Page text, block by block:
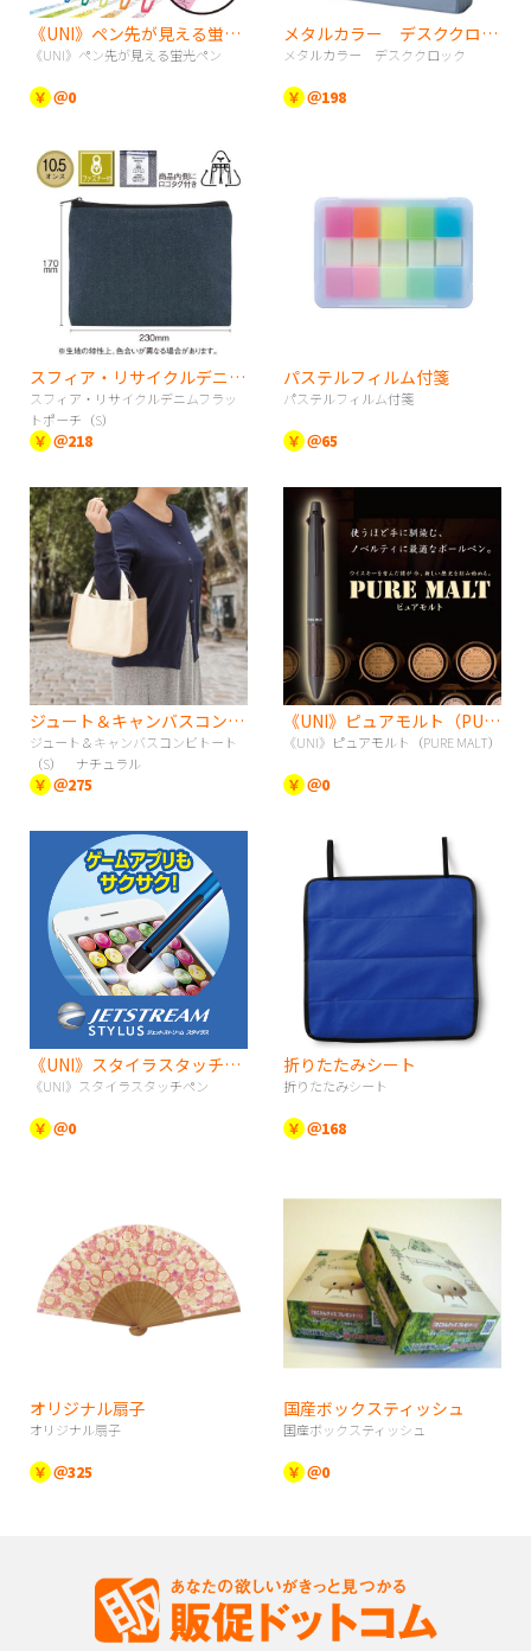
《UNI》ペン先が見える蛍光ペン
《UNI》ペン先が見える蛍光ペン
￥ ＠0
メタルカラー デスククロック
メタルカラー デスククロック
￥ ＠198
スフィア・リサイクルデニムフラットポーチ（S）
スフィア・リサイクルデニムフラッ
トポーチ（S）
￥ ＠218
パステルフィルム付箋
パステルフィルム付箋
￥ ＠65
ジュート＆キャンバスコンビトート（S） ナチュラル
ジュート＆キャンバスコンビトート
（S） ナチュラル
￥ ＠275
《UNI》ピュアモルト（PURE MALT）
《UNI》ピュアモルト（PURE MALT）
￥ ＠0
《UNI》スタイラスタッチペン
《UNI》スタイラスタッチペン
￥ ＠0
折りたたみシート
折りたたみシート
￥ ＠168
オリジナル扇子
オリジナル扇子
￥ ＠325
国産ボックスティッシュ
国産ボックスティッシュ
￥ ＠0